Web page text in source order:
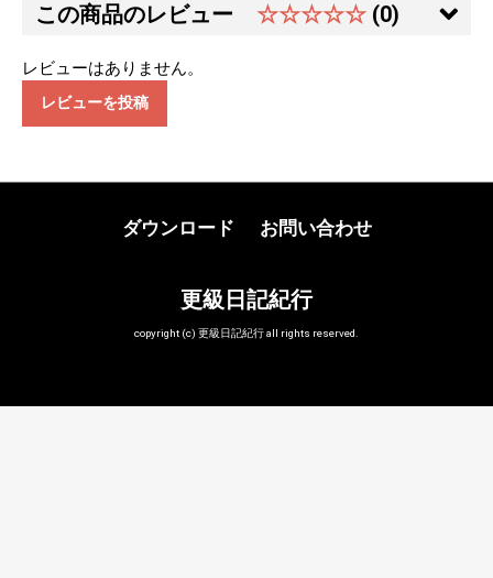
この商品のレビュー ☆☆☆☆☆ (0)
レビューはありません。
レビューを投稿
ダウンロード お問い合わせ
更級日記紀行
copyright (c) 更級日記紀行 all rights reserved.